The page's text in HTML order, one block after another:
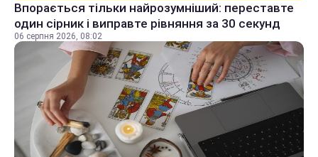
Впорається тільки найрозумніший: переставте
один сірник і виправте рівняння за 30 секунд
06 серпня 2026, 08:02